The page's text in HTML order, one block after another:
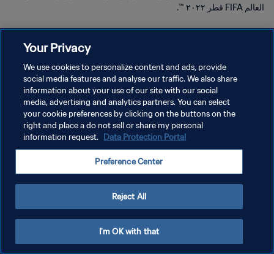
العالم FIFA قطر ٢٠٢٢ ™.
سياسة الخصوصية
شروط الخدمة
إدارة تفضيلات ملفات تعريف الارتباط
Your Privacy
We use cookies to personalize content and ads, provide
social media features and analyse our traffic. We also share
information about your use of our site with our social
media, advertising and analytics partners. You can select
your cookie preferences by clicking on the buttons on the
right and place a do not sell or share my personal
information request. Data Protection Portal
Preference Center
Reject All
I'm OK with that